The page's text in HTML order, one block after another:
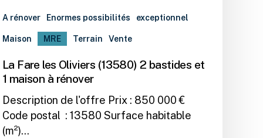
A rénover Enormes possibilités exceptionnel
Maison MRE Terrain Vente
La Fare les Oliviers (13580) 2 bastides et
1 maison à rénover
Description de l'offre Prix : 850 000 €
Code postal : 13580 Surface habitable
(m²)…